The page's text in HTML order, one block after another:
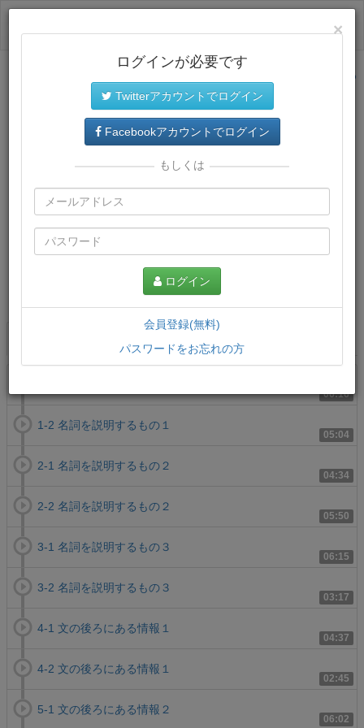
サイトトップに戻る
06:16
05:04
1-2 名詞を説明するもの１
04:34
2-1 名詞を説明するもの２
05:50
2-2 名詞を説明するもの２
06:15
3-1 名詞を説明するもの３
03:17
3-2 名詞を説明するもの３
04:37
4-1 文の後ろにある情報１
02:45
4-2 文の後ろにある情報１
06:02
5-1 文の後ろにある情報２
×
ログインが必要です
Twitterアカウントでログイン
Facebookアカウントでログイン
もしくは
ログイン
会員登録(無料)
パスワードをお忘れの方